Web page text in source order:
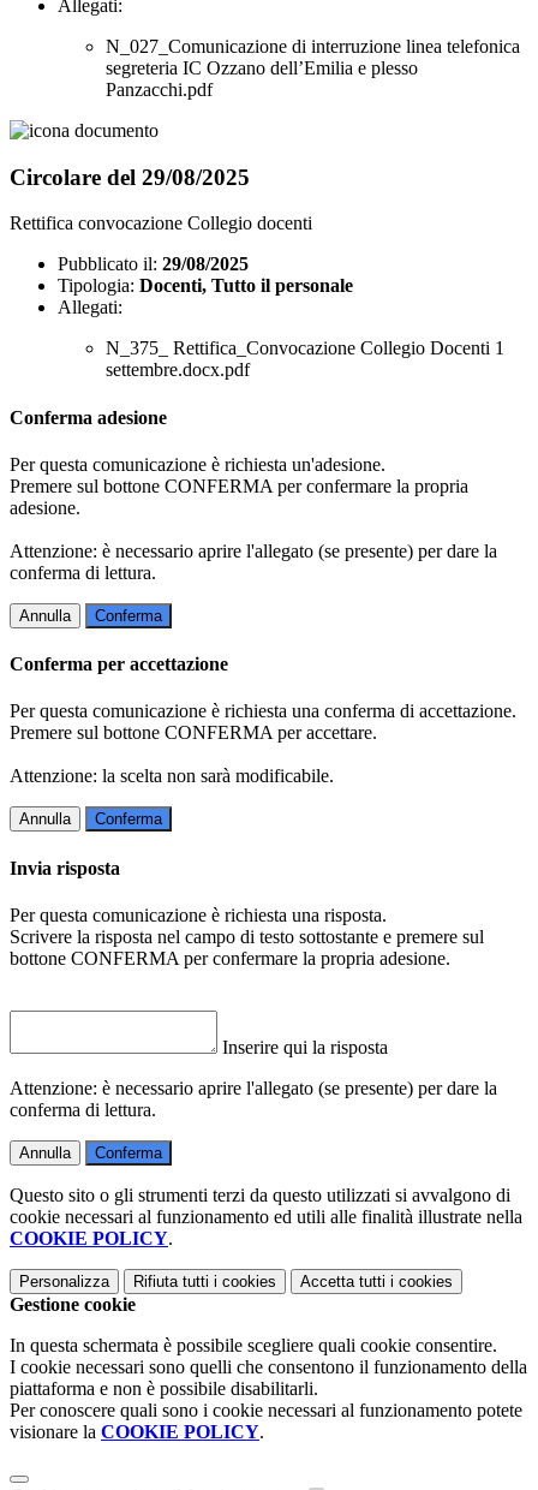
Allegati:
N_027_Comunicazione di interruzione linea telefonica
segreteria IC Ozzano dell’Emilia e plesso
Panzacchi.pdf
Circolare del 29/08/2025
Rettifica convocazione Collegio docenti
Pubblicato il: 29/08/2025
Tipologia: Docenti, Tutto il personale
Allegati:
N_375_ Rettifica_Convocazione Collegio Docenti 1
settembre.docx.pdf
Conferma adesione
Per questa comunicazione è richiesta un'adesione.
Premere sul bottone CONFERMA per confermare la propria
adesione.
Attenzione: è necessario aprire l'allegato (se presente) per dare la
conferma di lettura.
Annulla Conferma
Conferma per accettazione
Per questa comunicazione è richiesta una conferma di accettazione.
Premere sul bottone CONFERMA per accettare.
Attenzione: la scelta non sarà modificabile.
Annulla Conferma
Invia risposta
Per questa comunicazione è richiesta una risposta.
Scrivere la risposta nel campo di testo sottostante e premere sul
bottone CONFERMA per confermare la propria adesione.
Inserire qui la risposta
Attenzione: è necessario aprire l'allegato (se presente) per dare la
conferma di lettura.
Annulla Conferma
Questo sito o gli strumenti terzi da questo utilizzati si avvalgono di
cookie necessari al funzionamento ed utili alle finalità illustrate nella
COOKIE POLICY.
Personalizza Rifiuta tutti i cookies Accetta tutti i cookies
Gestione cookie
In questa schermata è possibile scegliere quali cookie consentire.
I cookie necessari sono quelli che consentono il funzionamento della
piattaforma e non è possibile disabilitarli.
Per conoscere quali sono i cookie necessari al funzionamento potete
visionare la COOKIE POLICY.